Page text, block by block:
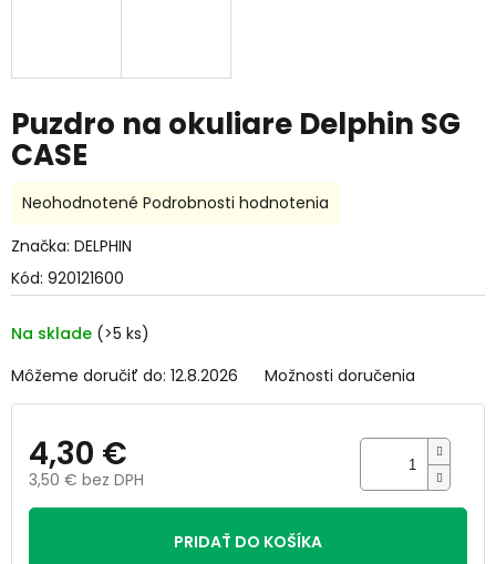
Puzdro na okuliare Delphin SG
CASE
Kód: 920121600
Na sklade (>5 ks)
Môžeme doručiť do: 12.8.2026 Možnosti doručenia
4,30 €
3,50 € bez DPH
Jednotková
PRIDAŤ DO KOŠÍKA
Priemerné
produktu
0,0
5
hviezdičiek.
Neohodnotené Podrobnosti hodnotenia
Značka: DELPHIN